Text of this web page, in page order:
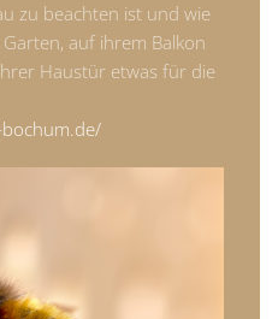
zu beachten ist und wie
auf ihrem Balkon
Haustür etwas für die